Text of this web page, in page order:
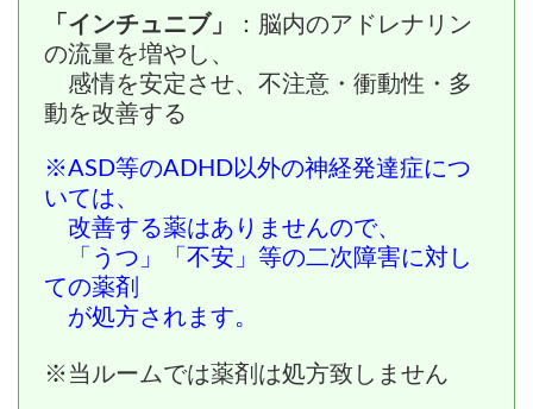
「インチュニブ」
：脳内のアドレナリン
の流量を増やし、
感情を安定させ、 不注意・衝動性・多
動を改善する
※ASD等のADHD以外の神経発達症につ
いては、
改善する薬はありませんので、
「うつ」「不安」等の二次障害に対し
ての薬剤
が処方されます。
※当ルームでは薬剤は処方致しません